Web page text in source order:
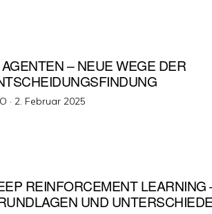
– NEUE WEGE DER
· Veröffentlicht
2. Februar 2025
REINFORCEMENT LEARNING
UND